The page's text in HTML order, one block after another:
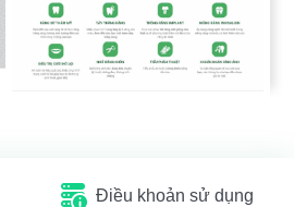
Điều khoản sử dụng